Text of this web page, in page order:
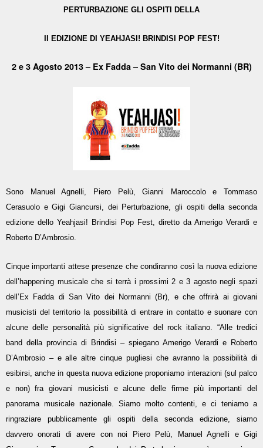
PERTURBAZIONE GLI OSPITI DELLA
II EDIZIONE DI YEAHJASI! BRINDISI POP FEST!
2 e 3 Agosto 2013 – Ex Fadda – San Vito dei Normanni (BR)
Sono Manuel Agnelli, Piero Pelù, Gianni Maroccolo e Tommaso
Cerasuolo e Gigi Giancursi, dei Perturbazione, gli ospiti della seconda
edizione dello Yeahjasi! Brindisi Pop Fest, diretto da Amerigo Verardi e
Roberto D’Ambrosio.
Cinque importanti attese presenze che condiranno così la nuova edizione
dell’happening musicale che si terrà i prossimi 2 e 3 agosto negli spazi
dell’Ex Fadda di San Vito dei Normanni (Br), e che offrirà ai giovani
musicisti del territorio la possibilità di entrare in contatto e suonare con
alcune delle personalità più significative del rock italiano. “Alle tredici
band della provincia di Brindisi – spiegano Amerigo Verardi e Roberto
D’Ambrosio – e alle altre cinque pugliesi che avranno la possibilità di
esibirsi, anche in questa nuova edizione proponiamo interazioni (sul palco
e non) fra giovani musicisti e alcune delle firme più importanti del
panorama musicale nazionale. Siamo molto contenti, e ci teniamo a
ringraziare pubblicamente gli ospiti della seconda edizione, siamo
davvero onorati di avere con noi Piero Pelù, Manuel Agnelli e Gigi